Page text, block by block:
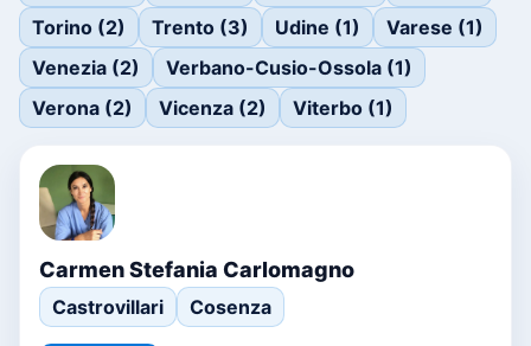
Torino (2)
Trento (3) Udine (1)
Varese (1)
Venezia (2)
Verbano-Cusio-Ossola (1)
Verona (2)
Vicenza (2) Viterbo (1)
Carmen Stefania Carlomagno
Castrovillari Cosenza